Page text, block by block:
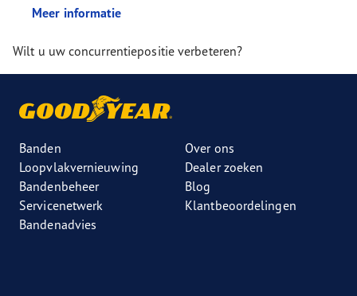
Meer informatie
Wilt u uw concurrentiepositie verbeteren?
Banden
Loopvlakvernieuwing
Bandenbeheer
Servicenetwerk
Bandenadvies
Over ons
Dealer zoeken
Blog
Klantbeoordelingen